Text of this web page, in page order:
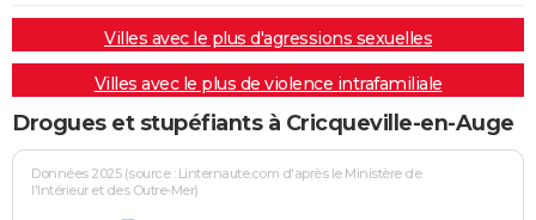
Villes avec le plus d'agressions sexuelles
Villes avec le plus de violence intrafamiliale
Drogues et stupéfiants à Cricqueville-en-Auge
Données 2025 (source : Linternaute.com d'après le Ministère de
l'Intérieur et des Outre-Mer)